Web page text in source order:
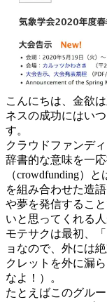
こんにちは、金欲
ネスの成功にはい
す。
クラウドファンデ
辞書的な意味を一
（crowdfunding）
を組み合わせた造
や夢を発信するこ
いと思ってくれる
モテサクは最初、
ョなので、外には
クレットを外に漏
なよ！）。
たとえばこのグル